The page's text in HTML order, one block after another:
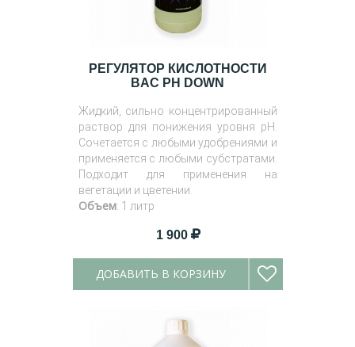
РЕГУЛЯТОР КИСЛОТНОСТИ
BAC PH DOWN
Жидкий, сильно концентрированный
раствор для понижения уровня pH.
Сочетается с любыми удобрениями и
применяется с любыми субстратами.
Подходит для применения на
вегетации и цветении.
Объем: 1 литр
1 900
ДОБАВИТЬ В КОРЗИНУ